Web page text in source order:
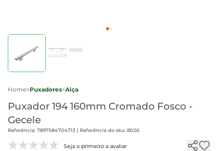
Home>Puxadores>Alça
Puxador 194 160mm Cromado Fosco -
Gecele
Referência: 7897584704713 | Referência do sku: 8026
Seja o primeiro a avaliar